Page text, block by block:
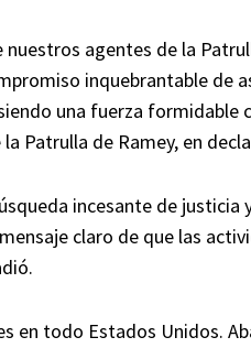
agentes de la
inquebrantable de
una fuerza formidable
Patrulla de Ramey, en
incesante de justicia
claro de que las
en todo Estados Unidos.